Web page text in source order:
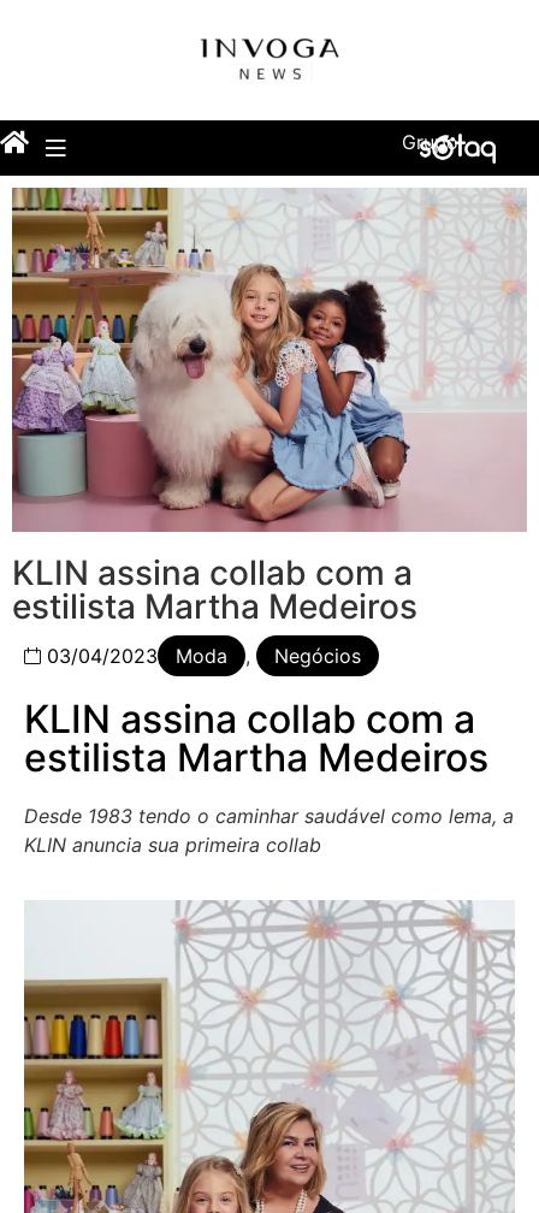
Grupo
KLIN assina collab com a
estilista Martha Medeiros
03/04/2023 Moda , Negócios
KLIN assina collab com a
estilista Martha Medeiros
Desde 1983 tendo o caminhar saudável como lema, a
KLIN anuncia sua primeira collab